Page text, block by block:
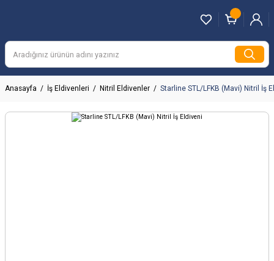
Anasayfa İş Eldivenleri Nitril Eldivenler Starline STL/LFKB (Mavi) Nitril İş